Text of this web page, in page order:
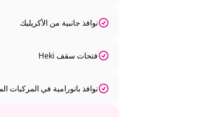
نوافذ جانبية من الأكريليك
فتحات سقف Heki
نوافذ بانورامية في المركبات